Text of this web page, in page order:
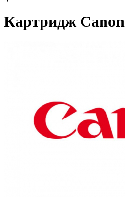
Картридж Canon